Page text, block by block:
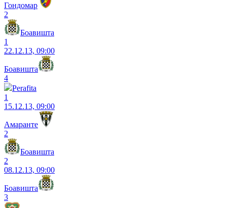
Гондомар
2
Боавишта
1
22.12.13, 09:00
Боавишта
4
Perafita
1
15.12.13, 09:00
Амаранте
2
Боавишта
2
08.12.13, 09:00
Боавишта
3